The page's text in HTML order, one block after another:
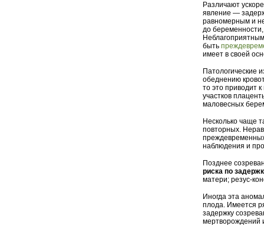
Различают
явление —
равномерным и
до
быть
имеет в своей
Патологические
обеднению
то это приводит
участков
маловесных
Несколько чаще
повторных.
наблюдения и
Позднее
риска по
матери; резус-
Иногда эта
плода. Имеется
задержку
мертворождений